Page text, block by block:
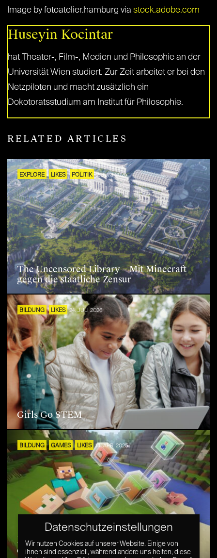
Image by fotoatelier.hamburg via stock.adobe.com
Huseyin Kocintar
hat Theater-, Film-, Medien und Philosophie an der
Universität Wien studiert. Zur Zeit arbeitet er bei den
Netzpiloten und macht zusätzlich ein
Dokotoratsstudium am Institut für Philosophie.
RELATED ARTICLES
EXPLORE LIKES POLITIK 2. JUNI 2025
The Uncensored Library – Mit Minecraft
gegen die staatliche Zensur
BILDUNG LIKES 24. JULI 2026
Girls Go STEM
BILDUNG GAMES LIKES 14. APR. 2025
Minecraft Education: Spielerisch Lernen in
der digitalen Welt
Datenschutzeinstellungen
Wir nutzen Cookies auf unserer Website. Einige von
ihnen sind essenziell, während andere uns helfen, diese